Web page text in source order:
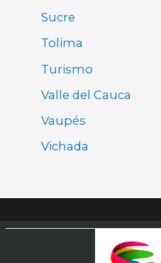
Sucre
Tolima
Turismo
Valle del Cauca
Vaupés
Vichada